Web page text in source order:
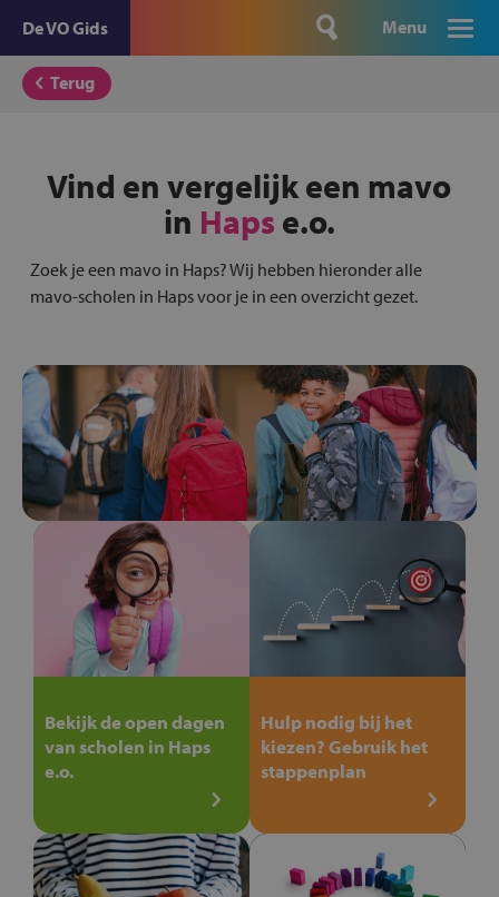
De VO Gids Menu
Terug
Vind en vergelijk een mavo
in Haps e.o.
Zoek je een mavo in Haps? Wij hebben hieronder alle
mavo-scholen in Haps voor je in een overzicht gezet.
Bekijk de open dagen
van scholen in Haps
e.o.
Hulp nodig bij het
kiezen? Gebruik het
stappenplan